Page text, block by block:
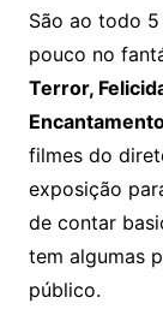
São ao todo
pouco no
Terror,
filmes do
exposição
de contar
tem algumas
público.